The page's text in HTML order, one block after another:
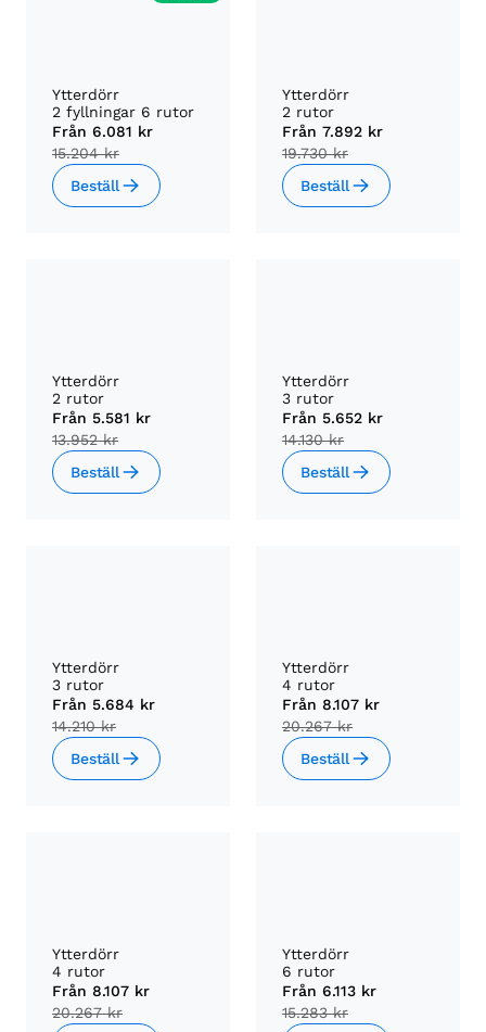
Ytterdörr
2 fyllningar 6 rutor
Från 6.081 kr
15.204 kr
Beställ
Ytterdörr
2 rutor
Från 7.892 kr
19.730 kr
Beställ
Ytterdörr
2 rutor
Från 5.581 kr
13.952 kr
Beställ
Ytterdörr
3 rutor
Från 5.652 kr
14.130 kr
Beställ
Ytterdörr
3 rutor
Från 5.684 kr
14.210 kr
Beställ
Ytterdörr
4 rutor
Från 8.107 kr
20.267 kr
Beställ
Ytterdörr
4 rutor
Från 8.107 kr
20.267 kr
Ytterdörr
6 rutor
Från 6.113 kr
15.283 kr